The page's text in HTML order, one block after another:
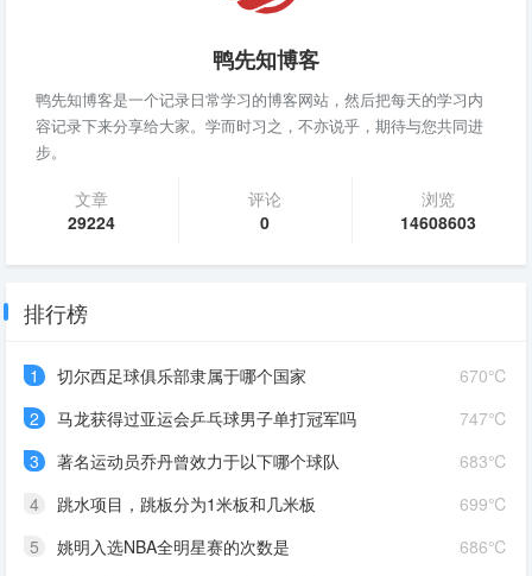
鸭先知博客
鸭先知博客是一个记录日常学习的博客网站，然后把每天的学习内
容记录下来分享给大家。学而时习之，不亦说乎，期待与您共同进
步。
文章
29224
评论
0
浏览
14608603
排行榜
670℃
1
切尔西足球俱乐部隶属于哪个国家
747℃
2
马龙获得过亚运会乒乓球男子单打冠军吗
683℃
3
著名运动员乔丹曾效力于以下哪个球队
699℃
4
跳水项目，跳板分为1米板和几米板
686℃
5
姚明入选NBA全明星赛的次数是